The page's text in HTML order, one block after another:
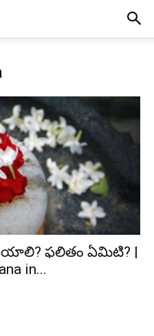
ఫలితం ఏమిటి? |
in...